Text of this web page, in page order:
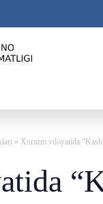
» Xorazm viloyatida